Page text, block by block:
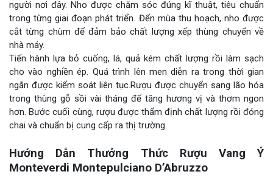
người nơi đây. Nho được chăm sóc đúng kĩ thuật, tiêu chuẩn
trong từng giai đoạn phát triển. Đến mùa thu hoạch, nho được
cắt từng chùm để đảm bảo chất lượng xếp thùng chuyển về
nhà máy.
Tiến hành lựa bỏ cuống, lá, quả kém chất lượng rồi làm sạch
cho vào nghiền ép. Quá trình lên men diễn ra trong thời gian
ngắn được kiểm soát liên tục.Rượu được chuyển sang lão hóa
trong thùng gỗ sồi vài tháng để tăng hương vị và thơm ngon
hơn. Bước cuối cùng, rượu được thẩm định chất lượng rồi đóng
chai và chuẩn bị cung cấp ra thị trường.
Hướng Dẫn Thưởng Thức Rượu Vang Ý
Monteverdi Montepulciano D’Abruzzo